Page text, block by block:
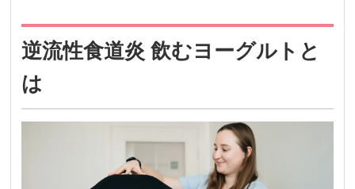
逆流性食道炎 飲むヨーグルトと
は